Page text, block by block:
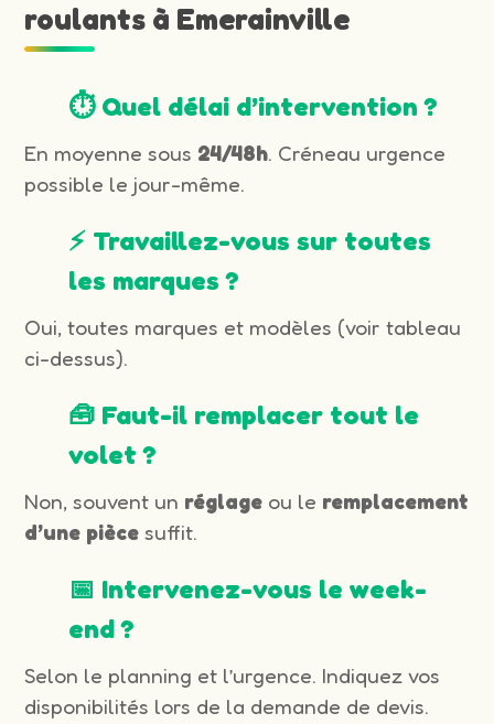
roulants à Emerainville
⏱️ Quel délai d’intervention ?
En moyenne sous 24/48h. Créneau urgence
possible le jour-même.
⚡ Travaillez-vous sur toutes
les marques ?
Oui, toutes marques et modèles (voir tableau
ci-dessus).
🧰 Faut-il remplacer tout le
volet ?
Non, souvent un réglage ou le remplacement
d’une pièce suffit.
📅 Intervenez-vous le week-
end ?
Selon le planning et l’urgence. Indiquez vos
disponibilités lors de la demande de devis.